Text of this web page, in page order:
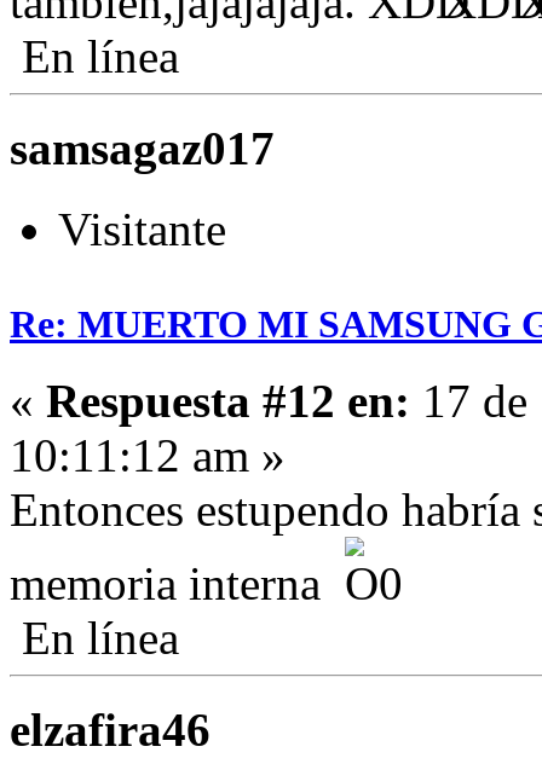
En línea
samsagaz017
Visitante
Re: MUERTO MI SAMSUNG
« Respuesta #12 en: 17
10:11:12 am »
Entonces estupendo
memoria interna
En línea
elzafira46